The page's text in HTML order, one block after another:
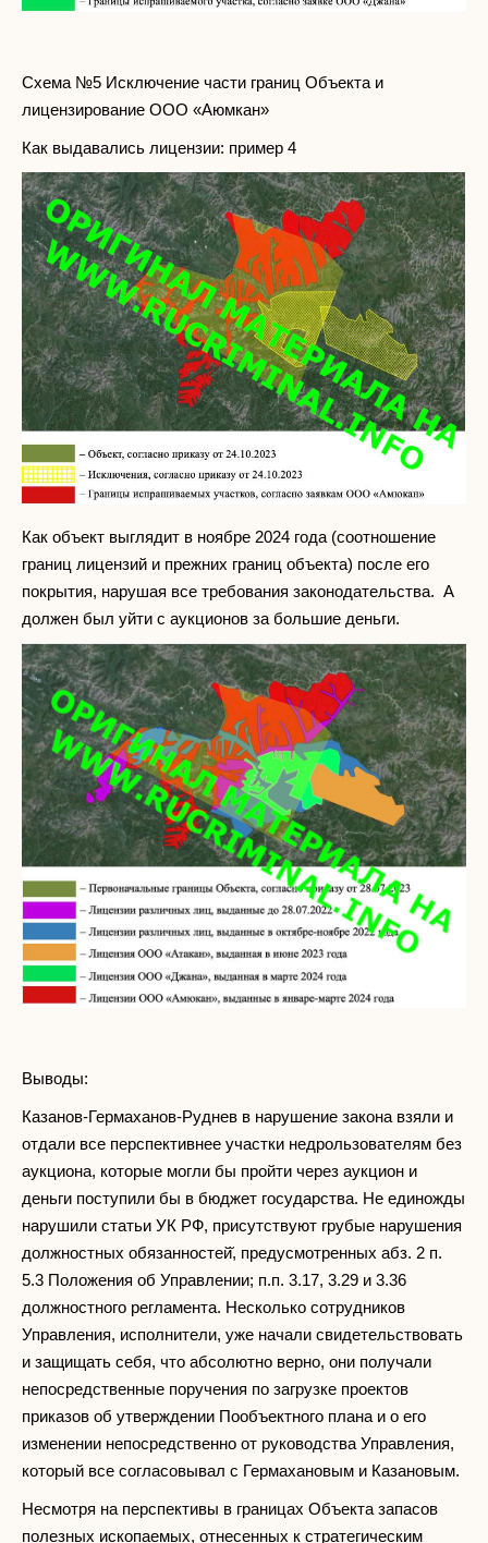
Схема №5 Исключение части границ Объекта и
лицензирование ООО «Аюмкан»
Как выдавались лицензии: пример 4
Как объект выглядит в ноябре 2024 года (соотношение
границ лицензий и прежних границ объекта) после его
покрытия, нарушая все требования законодательства. А
должен был уйти с аукционов за большие деньги.
Выводы:
Казанов-Гермаханов-Руднев в нарушение закона взяли и
отдали все перспективнее участки недрользователям без
аукциона, которые могли бы пройти через аукцион и
деньги поступили бы в бюджет государства. Не единожды
нарушили статьи УК РФ, присутствуют грубые нарушения
должностных обязанностей̆, предусмотренных абз. 2 п.
5.3 Положения об Управлении; п.п. 3.17, 3.29 и 3.36
должностного регламента. Несколько сотрудников
Управления, исполнители, уже начали свидетельствовать
и защищать себя, что абсолютно верно, они получали
непосредственные поручения по загрузке проектов
приказов об утверждении Пообъектного плана и о его
изменении непосредственно от руководства Управления,
который все согласовывал с Гермахановым и Казановым.
Несмотря на перспективы в границах Объекта запасов
полезных ископаемых, отнесенных к стратегическим